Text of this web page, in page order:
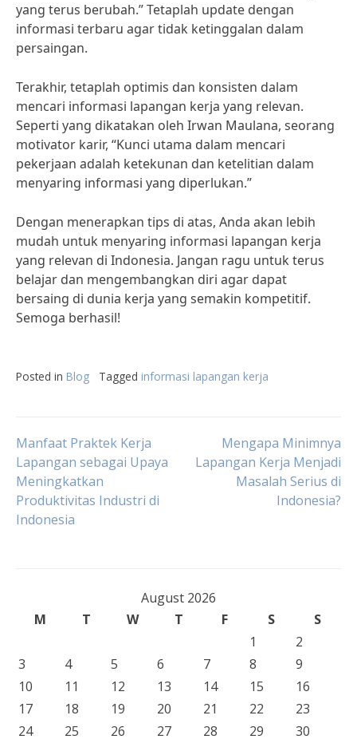
yang terus berubah.” Tetaplah update dengan
informasi terbaru agar tidak ketinggalan dalam
persaingan.
Terakhir, tetaplah optimis dan konsisten dalam
mencari informasi lapangan kerja yang relevan.
Seperti yang dikatakan oleh Irwan Maulana, seorang
motivator karir, “Kunci utama dalam mencari
pekerjaan adalah ketekunan dan ketelitian dalam
menyaring informasi yang diperlukan.”
Dengan menerapkan tips di atas, Anda akan lebih
mudah untuk menyaring informasi lapangan kerja
yang relevan di Indonesia. Jangan ragu untuk terus
belajar dan mengembangkan diri agar dapat
bersaing di dunia kerja yang semakin kompetitif.
Semoga berhasil!
Posted in Blog Tagged informasi lapangan kerja
Post
navigation
Manfaat Praktek Kerja
Lapangan sebagai Upaya
Meningkatkan
Produktivitas Industri di
Indonesia
Mengapa Minimnya
Lapangan Kerja Menjadi
Masalah Serius di
Indonesia?
August 2026
M
T W T F S
S
1
2
3
4 5 6 7 8
9
10
11 12 13 14 15
16
17
18 19 20 21 22
23
24
25 26 27 28 29 30